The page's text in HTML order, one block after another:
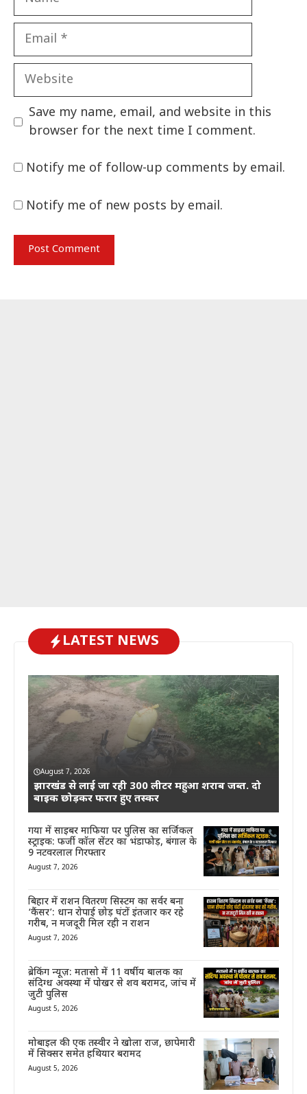
Email
Website
Save my name, email, and website in this
browser for the next time I comment.
Notify me of follow-up comments by email.
Notify me of new posts by email.
LATEST NEWS
August 7, 2026
झारखंड से लाई जा रही 300 लीटर महुआ शराब जब्त. दो
बाइक छोड़कर फरार हुए तस्कर
गया में साइबर माफिया पर पुलिस का सर्जिकल
स्ट्राइक: फर्जी कॉल सेंटर का भंडाफोड़, बंगाल के
9 नटवरलाल गिरफ्तार
August 7, 2026
बिहार में राशन वितरण सिस्टम का सर्वर बना
‘कैंसर’: धान रोपाई छोड़ घंटों इंतजार कर रहे
गरीब, न मजदूरी मिल रही न राशन
August 7, 2026
ब्रेकिंग न्यूज़: मतासो में 11 वर्षीय बालक का
संदिग्ध अवस्था में पोखर से शव बरामद, जांच में
जुटी पुलिस
August 5, 2026
मोबाइल की एक तस्वीर ने खोला राज, छापेमारी
में सिक्सर समेत हथियार बरामद
August 5, 2026